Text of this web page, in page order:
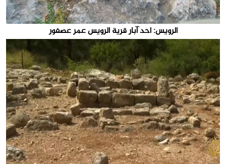
الرويس: احد آبار قرية الرويس عمر عصفور